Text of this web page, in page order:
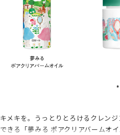
キを。うっとりとろけるクレンジ
きる「夢みる ポアクリアバーム